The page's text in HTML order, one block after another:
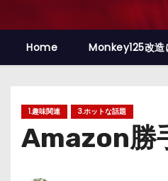
プ
Home Monkey125改造
1.趣味関連 3.ホットな話題
Amazon勝